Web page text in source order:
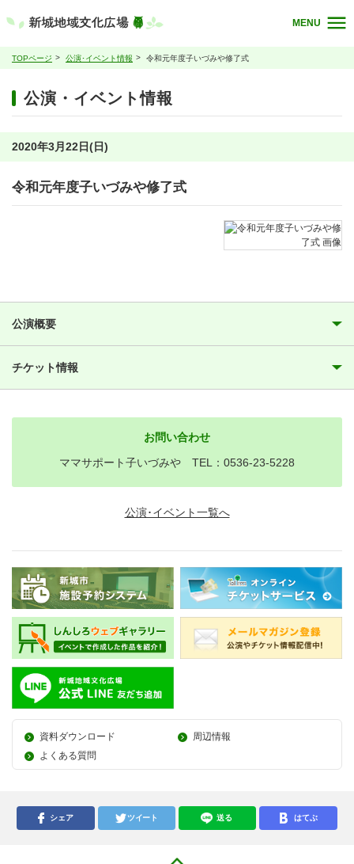
MENU
TOPページ 公演･イベント情報 令和元年度子いづみや修了式
公演・イベント情報
2020年3月22日(日)
令和元年度子いづみや修了式
公演概要
チケット情報
お問い合わせ
ママサポート子いづみや TEL：0536-23-5228
公演･イベント一覧へ
資料ダウンロード
周辺情報
よくある質問
シェア ツイート 送る はてぶ